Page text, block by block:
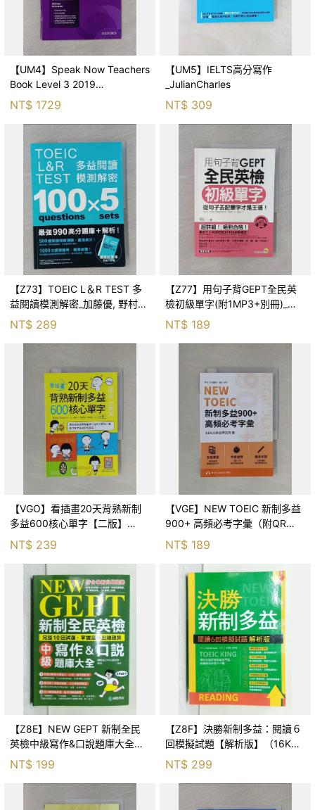
【UM4】Speak Now Teachers
Book Level 3 2019
Pack_Oxford
NT$ 1729
【UM5】IELTS高分寫作
_JulianCharles
NT$ 309
【Z73】TOEIC L＆R TEST 多
益閱讀模測解密_加藤優, 野村知
也, Paul McConnell, 葛窈君
NT$ 289
【Z77】用句子背GEPT全民英
檢初級單字(附1MP3+別冊)_何
誠
NT$ 189
【VGO】看插畫20天背熟新制
多益600核心單字【二版】
（25K+寂天雲隨身聽APP）_NE
Neungyule, Inc., 譯者：
NT$ 239
【VGE】NEW TOEIC 新制多益
900+ 高頻必考字彙（附QR
Code 線上音檔）_NEXUS多益
研究所, 譯者：黃孟婷
NT$ 189
【Z8E】NEW GEPT 新制全民
英檢中級寫作&口說題庫大全：
完整10回試題，掌握最新出題趨
勢_國際語言中心委員會, 席菈
NT$ 199
【Z8F】決勝新制多益：閱讀６
回模擬試題【解析版】（16K）
_Kim dae Kyun, 譯者：林育珊,
關亭薇
NT$ 299